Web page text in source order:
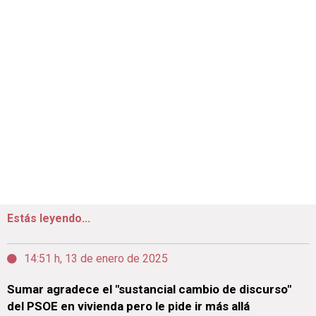
Estás leyendo...
14:51 h, 13 de enero de 2025
Sumar agradece el "sustancial cambio de discurso"
del PSOE en vivienda pero le pide ir más allá